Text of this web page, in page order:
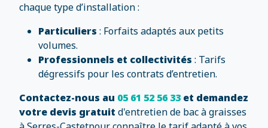
chaque type d’installation :
Particuliers : Forfaits adaptés aux petits
volumes.
Professionnels et collectivités : Tarifs
dégressifs pour les contrats d’entretien.
Contactez-nous au 05 61 52 56 33 et demandez
votre devis gratuit d'entretien de bac à graisses